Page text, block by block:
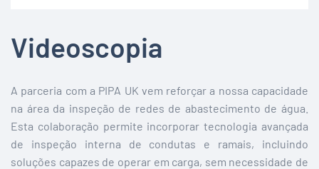
Videoscopia
A parceria com a PIPA UK vem reforçar a nossa capacidade
na área da inspeção de redes de abastecimento de água.
Esta colaboração permite incorporar tecnologia avançada
de inspeção interna de condutas e ramais, incluindo
soluções capazes de operar em carga, sem necessidade de